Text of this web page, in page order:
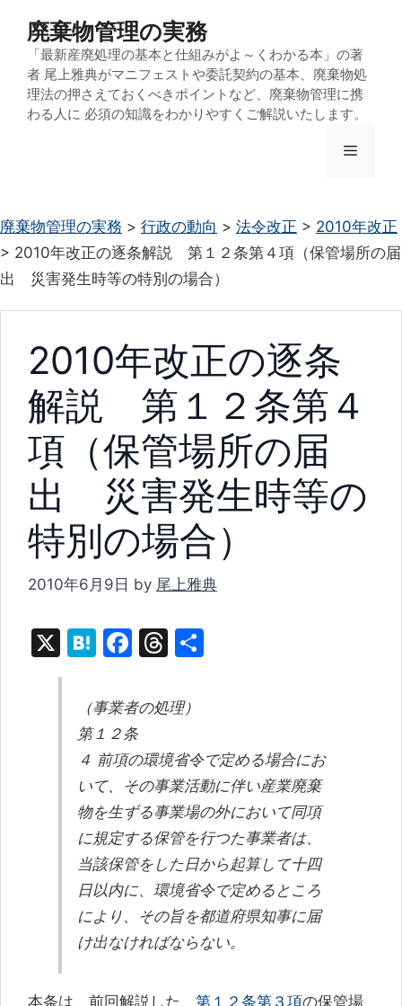
ッ
プ
廃棄物管理の実務
「最新産廃処理の基本と仕組みがよ～くわかる本」の著
者 尾上雅典がマニフェストや委託契約の基本、廃棄物処
理法の押さえておくべきポイントなど、廃棄物管理に携
わる人に 必須の知識をわかりやすくご解説いたします。
メ
ュ
ー
廃棄物管理の実務 > 行政の動向 > 法令改正 > 2010年改正
> 2010年改正の逐条解説 第１２条第４項（保管場所の届
出 災害発生時等の特別の場合）
2010年改正の逐条
解説 第１２条第４
項（保管場所の届
出 災害発生時等の
特別の場合）
2010年6月9日 by 尾上雅典
X
H
e
n
a
F
c
e
b
o
o
k
T
e
d
s
（事業者の処理）
第１２条
４ 前項の環境省令で定める場合にお
いて、その事業活動に伴い産業廃棄
物を生ずる事業場の外において同項
に規定する保管を行つた事業者は、
当該保管をした日から起算して十四
日以内に、環境省令で定めるところ
により、その旨を都道府県知事に届
け出なければならない。
本条は、前回解説した、 第１２条第３項の保管場